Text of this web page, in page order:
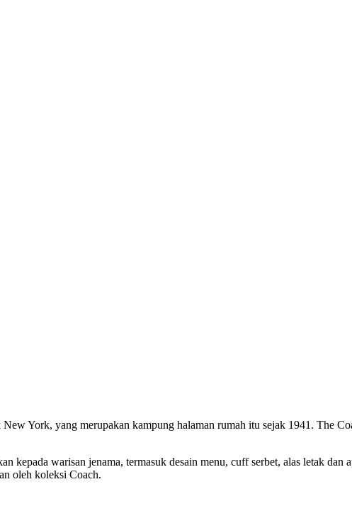
York, yang merupakan kampung halaman rumah itu sejak 1941. The
kepada warisan jenama, termasuk desain menu, cuff serbet, alas letak
oleh koleksi Coach.